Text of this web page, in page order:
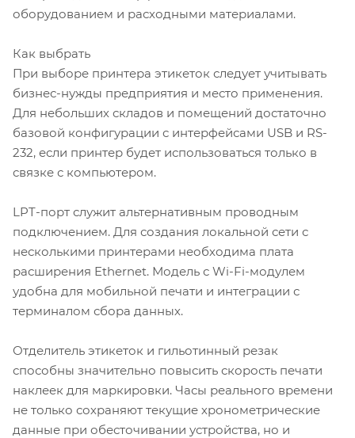
оборудованием и расходными материалами.
Как выбрать
При выборе принтера этикеток следует учитывать
бизнес-нужды предприятия и место применения.
Для небольших складов и помещений достаточно
базовой конфигурации с интерфейсами USB и RS-
232, если принтер будет использоваться только в
связке с компьютером.
LPT-порт служит альтернативным проводным
подключением. Для создания локальной сети с
несколькими принтерами необходима плата
расширения Ethernet. Модель с Wi-Fi-модулем
удобна для мобильной печати и интеграции с
терминалом сбора данных.
Отделитель этикеток и гильотинный резак
способны значительно повысить скорость печати
наклеек для маркировки. Часы реального времени
не только сохраняют текущие хронометрические
данные при обесточивании устройства, но и